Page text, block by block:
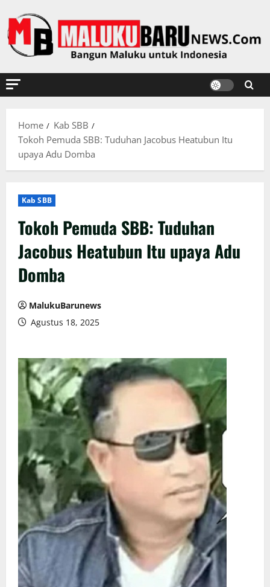
to
content
Home
Kab SBB
Tokoh Pemuda SBB: Tuduhan Jacobus Heatubun Itu
upaya Adu Domba
Kab SBB
Tokoh Pemuda SBB: Tuduhan
Jacobus Heatubun Itu upaya Adu
Domba
MalukuBarunews
Agustus 18, 2025